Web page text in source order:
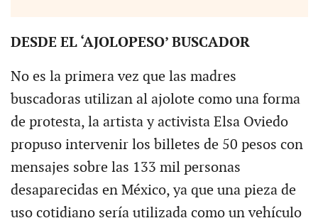
DESDE EL ‘AJOLOPESO’ BUSCADOR
No es la primera vez que las madres
buscadoras utilizan al ajolote como una forma
de protesta, la artista y activista Elsa Oviedo
propuso intervenir los billetes de 50 pesos con
mensajes sobre las 133 mil personas
desaparecidas en México, ya que una pieza de
uso cotidiano sería utilizada como un vehículo